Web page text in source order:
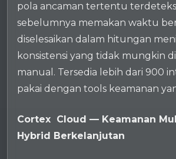
pola ancaman tertentu
sebelumnya memakan waktu
diselesaikan dalam hitungan
konsistensi yang tidak mungkin
manual. Tersedia lebih dari 900
pakai dengan tools keamanan
Cortex Cloud — Keamanan
Hybrid Berkelanjutan